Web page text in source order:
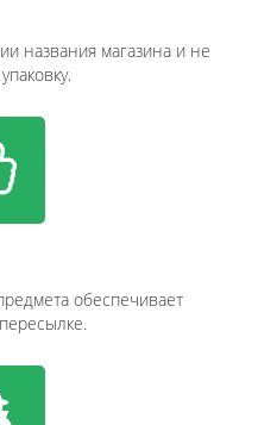
названия магазина и не
обеспечивает